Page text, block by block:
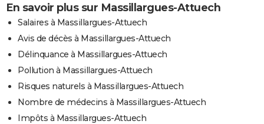
En savoir plus sur Massillargues-Attuech
Salaires à Massillargues-Attuech
Avis de décès à Massillargues-Attuech
Délinquance à Massillargues-Attuech
Pollution à Massillargues-Attuech
Risques naturels à Massillargues-Attuech
Nombre de médecins à Massillargues-Attuech
Impôts à Massillargues-Attuech